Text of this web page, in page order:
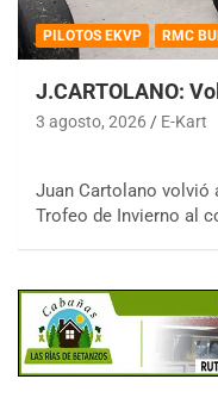
PILOTOS EKVP RMC
J.CARTOLANO:
3 agosto, 2026 E-Kart
Juan Cartolano volvió
Trofeo de Invierno al